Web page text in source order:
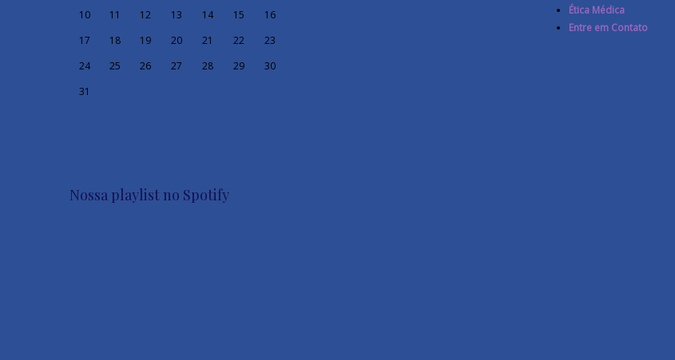
10
11 12 13 14 15
16
17
18 19 20 21 22
23
24
25 26 27 28 29
30
31
Ética Médica
Entre em Contato
Nossa playlist no Spotify